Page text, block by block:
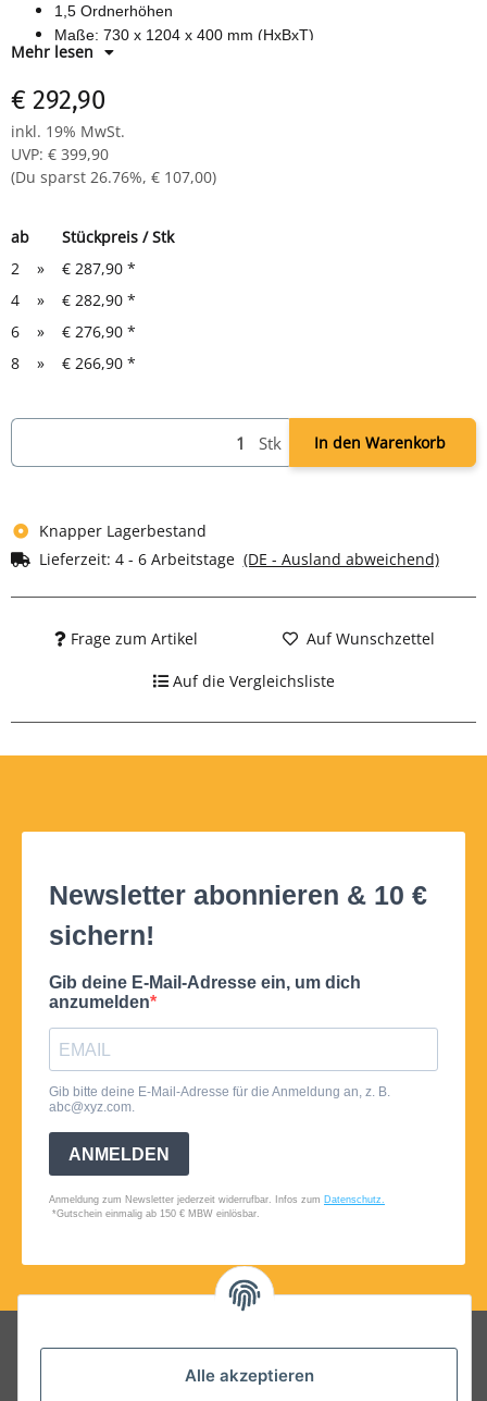
Alle akzeptieren
1,5 Ordnerhöhen
Maße: 730 x 1204 x 400 mm (HxBxT)
Material: Holzspanwerkstoff
Mehr lesen
€ 292,90
inkl. 19% MwSt.
UVP: € 399,90
(Du sparst 26.76%, € 107,00)
ab
Stückpreis / Stk
2
» € 287,90 *
4
» € 282,90 *
6
» € 276,90 *
8
» € 266,90 *
Stk In den Warenkorb
Knapper Lagerbestand
Lieferzeit: 4 - 6 Arbeitstage (DE - Ausland abweichend)
Frage zum Artikel Auf Wunschzettel
Auf die Vergleichsliste
Folgt uns auf Social Media